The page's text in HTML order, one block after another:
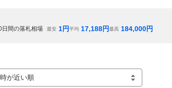
日間の落札相場 最安 1円平均 17,188円最高 184,000円
が近い順